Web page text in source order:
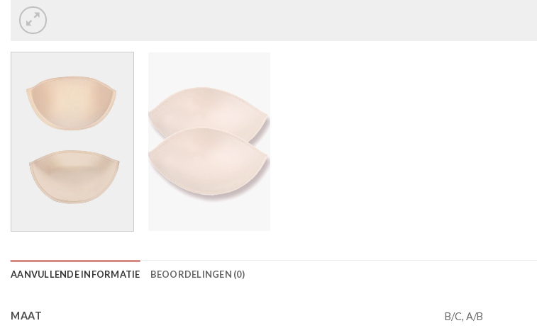
AANVULLENDE INFORMATIE BEOORDELINGEN (0)
MAAT B/C, A/B